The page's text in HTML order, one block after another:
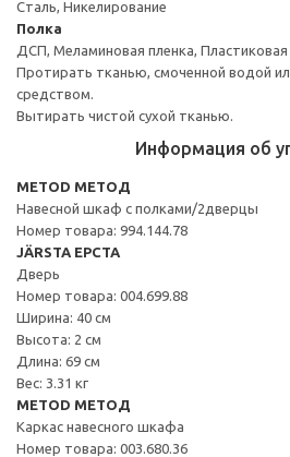
Сталь, Никелирование
Полка
ДСП, Меламиновая пленка, Пластиковая
Протирать тканью, смоченной водой
средством.
Вытирать чистой сухой тканью.
Информация об
METOD МЕТОД
Навесной шкаф с полками/2дверцы
Номер товара: 994.144.78
JÄRSTA ЕРСТА
Дверь
Номер товара: 004.699.88
Ширина: 40 см
Высота: 2 см
Длина: 69 см
Вес: 3.31 кг
METOD МЕТОД
Каркас навесного шкафа
Номер товара: 003.680.36